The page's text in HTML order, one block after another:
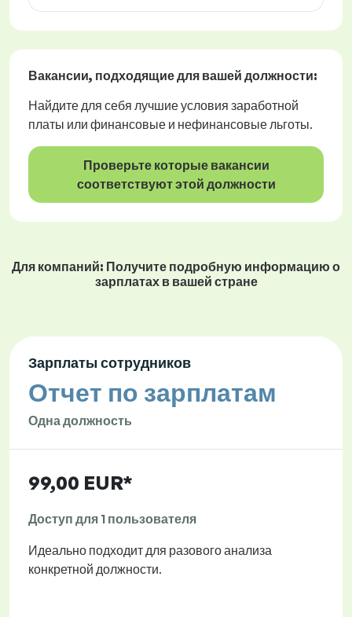
Вакансии, подходящие для вашей должности:
Найдите для себя лучшие условия заработной
платы или финансовые и нефинансовые льготы.
Проверьте которые вакансии
соответствуют этой должности
Для компаний: Получите подробную информацию о
зарплатах в вашей стране
Зарплаты сотрудников
Отчет по зарплатам
Одна должность
99,00 EUR*
Доступ для 1 пользователя
Идеально подходит для разового анализа
конкретной должности.